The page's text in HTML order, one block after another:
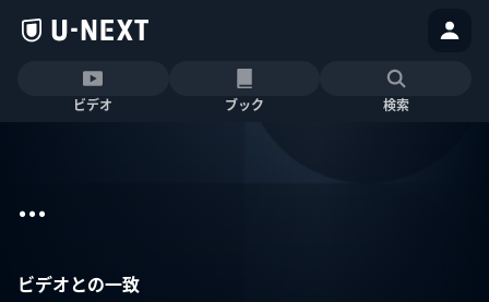
ビデオ ブック 検索
...
ビデオとの一致